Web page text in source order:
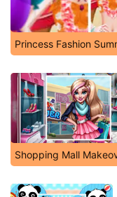
Princess Fashion
Shopping Mall